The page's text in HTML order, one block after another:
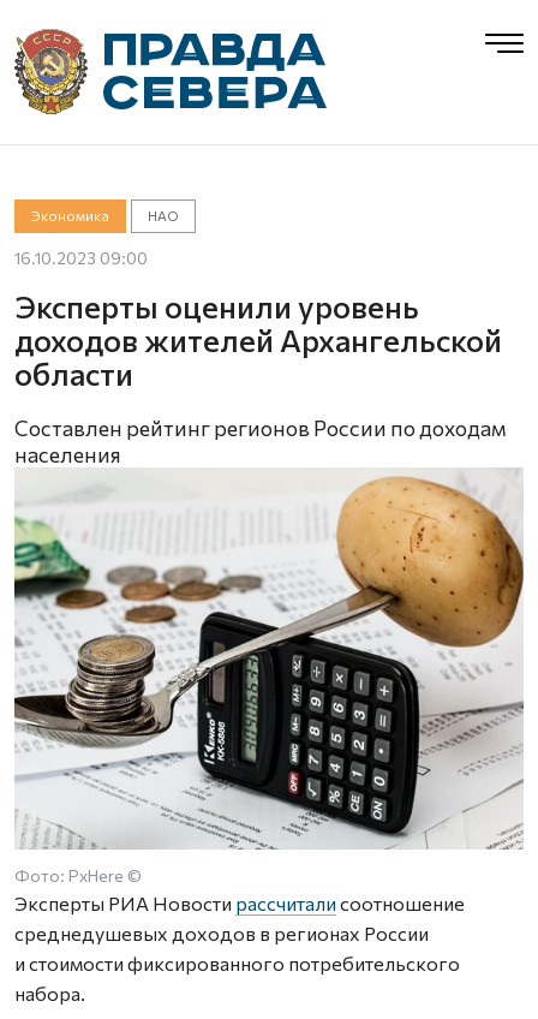
Экономика НАО
16.10.2023 09:00
Эксперты оценили уровень
доходов жителей Архангельской
области
Составлен рейтинг регионов России по доходам
населения
Фото: PxHere ©
Эксперты РИА Новости рассчитали соотношение
среднедушевых доходов в регионах России
и стоимости фиксированного потребительского
набора.